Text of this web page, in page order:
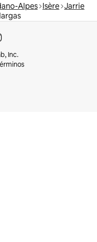
Alpes Isère Jarrie
Inc.